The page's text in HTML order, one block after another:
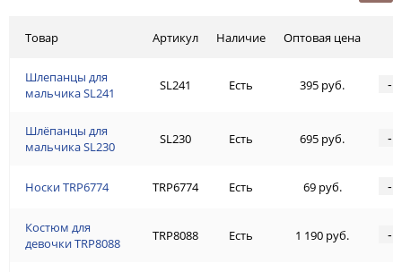
Товар
Шлепанцы для
мальчика SL241
Шлёпанцы для
мальчика SL230
Носки TRP6774
Костюм для
девочки TRP8088
Артикул Наличие Оптовая цена
SL241 Есть 395 руб. -
SL230 Есть 695 руб. -
TRP6774 Есть 69 руб. -
TRP8088 Есть 1 190 руб. -